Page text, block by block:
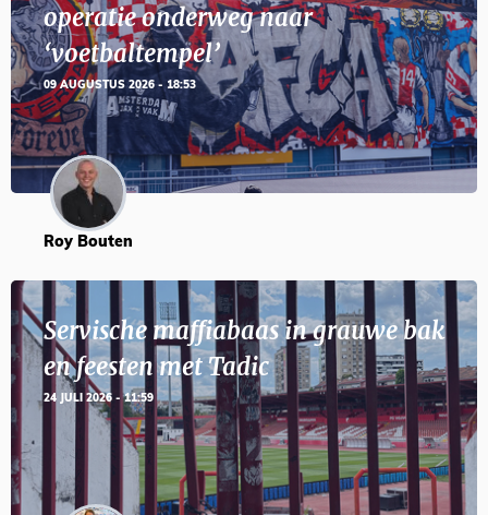
operatie onderweg naar
‘voetbaltempel’
09 AUGUSTUS 2026 - 18:53
Roy Bouten
Servische maffiabaas in grauwe bak
en feesten met Tadic
24 JULI 2026 - 11:59